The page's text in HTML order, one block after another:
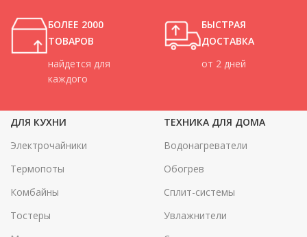
БОЛЕЕ 2000
ТОВАРОВ
найдется для
каждого
БЫСТРАЯ
ДОСТАВКА
от 2 дней
ДЛЯ КУХНИ
Электрочайники
Термопоты
Комбайны
Тостеры
ТЕХНИКА ДЛЯ ДОМА
Водонагреватели
Обогрев
Сплит-системы
Увлажнители